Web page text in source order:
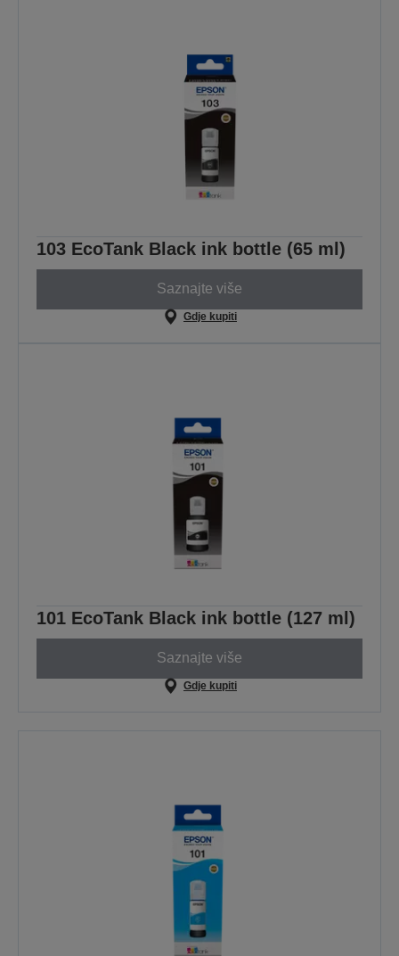
103 EcoTank Black ink bottle (65 ml)
Saznajte više
Gdje kupiti
101 EcoTank Black ink bottle (127 ml)
Saznajte više
Gdje kupiti